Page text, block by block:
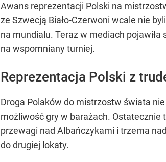
Awans reprezentacji Polski na
ze Szwecją Biało-Czerwoni wcale nie
na mundialu. Teraz w mediach
na wspomniany turniej.
Reprezentacja Polski z
Droga Polaków do mistrzostw świata
możliwość gry w barażach. Ostatecznie
przewagi nad Albańczykami i trzema
do drugiej lokaty.